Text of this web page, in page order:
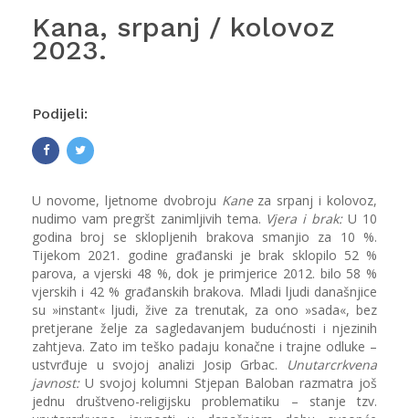
Kana, srpanj / kolovoz
2023.
Podijeli:
U novome, ljetnome dvobroju Kaneza srpanj i kolovoz,
nudimo vam pregršt zanimljivih tema. Vjera i brak:U 10
godina broj se sklopljenih brakova smanjio za 10 %.
Tijekom 2021. godine građanski je brak sklopilo 52 %
parova, a vjerski 48 %, dok je primjerice 2012. bilo 58 %
vjerskih i 42 % građanskih brakova. Mladi ljudi današnjice
su »instant« ljudi, žive za trenutak, za ono »sada«, bez
pretjerane želje za sagledavanjem budućnosti i njezinih
zahtjeva. Zato im teško padaju konačne i trajne odluke –
ustvrđuje u svojoj analizi Josip Grbac.
Unutarcrkvena
javnost:U svojoj kolumni Stjepan Baloban razmatra još
jednu društveno-religijsku problematiku – stanje tzv.